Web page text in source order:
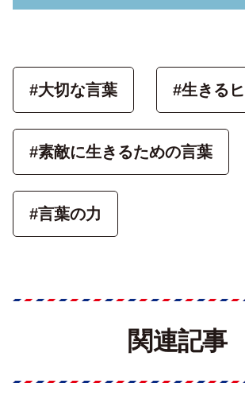
#大切な言葉 #生きる
#素敵に生きるための言葉
#言葉の力
関連記事